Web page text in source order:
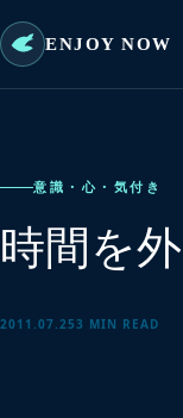
ENJOY NOW
意識・心・気付き
時間を
2011.07.253 MIN READ